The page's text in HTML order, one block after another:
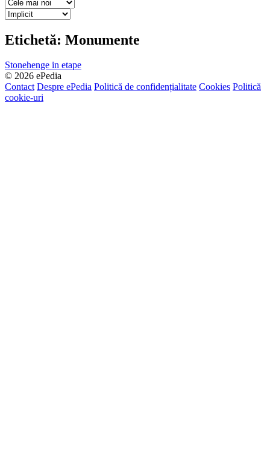
Etichetă: Monumente
Stonehenge in etape
© 2026 ePedia
Contact Despre ePedia Politică de confidențialitate Cookies Politică
cookie-uri